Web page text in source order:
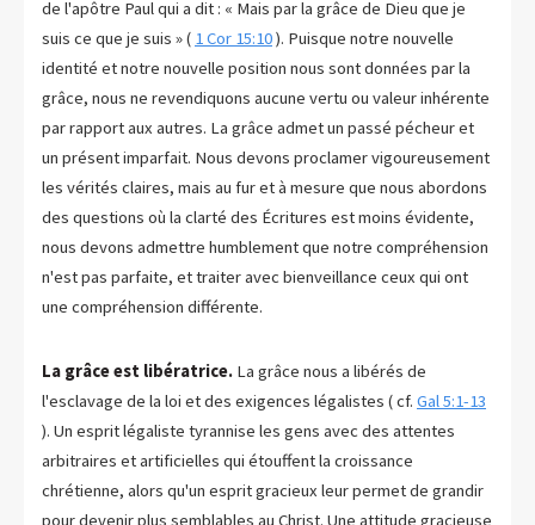
de l'apôtre Paul qui a dit : « Mais par la grâce de Dieu que je
suis ce que je suis » ( 1 Cor 15:10). Puisque notre nouvelle
identité et notre nouvelle position nous sont données par la
grâce, nous ne revendiquons aucune vertu ou valeur inhérente
par rapport aux autres. La grâce admet un passé pécheur et
un présent imparfait. Nous devons proclamer vigoureusement
les vérités claires, mais au fur et à mesure que nous abordons
des questions où la clarté des Écritures est moins évidente,
nous devons admettre humblement que notre compréhension
n'est pas parfaite, et traiter avec bienveillance ceux qui ont
une compréhension différente.
La grâce est libératrice. La grâce nous a libérés de
l'esclavage de la loi et des exigences légalistes ( cf. Gal 5:1-13
). Un esprit légaliste tyrannise les gens avec des attentes
arbitraires et artificielles qui étouffent la croissance
chrétienne, alors qu'un esprit gracieux leur permet de grandir
pour devenir plus semblables au Christ. Une attitude gracieuse